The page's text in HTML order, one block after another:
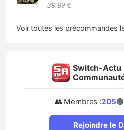
39.99 €
Voir toutes les précommandes
Switch-Actu |
👥 Membres :205
Rejoindre le